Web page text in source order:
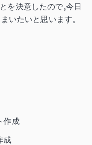
を決意したので,今日
いたいと思います。
作成
成